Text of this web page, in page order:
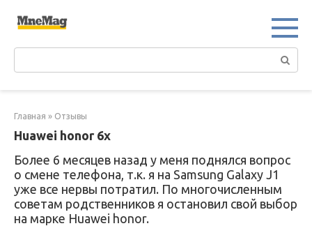
Главная » Отзывы
Huawei honor 6x
Более 6 месяцев назад у меня поднялся вопрос
о смене телефона, т.к. я на Samsung Galaxy J1
уже все нервы потратил. По многочисленным
советам родственников я остановил свой выбор
на марке Huawei honor.